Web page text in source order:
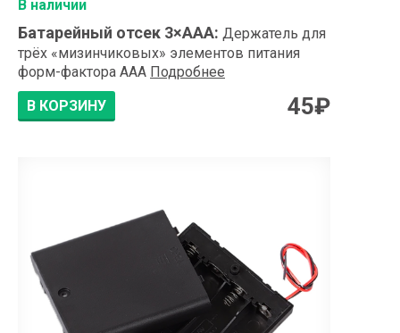
В наличии
Батарейный отсек 3×АAA: Держатель для
трёх «мизинчиковых» элементов питания
форм-фактора ААА Подробнее
В КОРЗИНУ
45₽